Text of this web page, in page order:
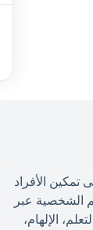
الأفراد
الشخصية عبر
الإلهام،